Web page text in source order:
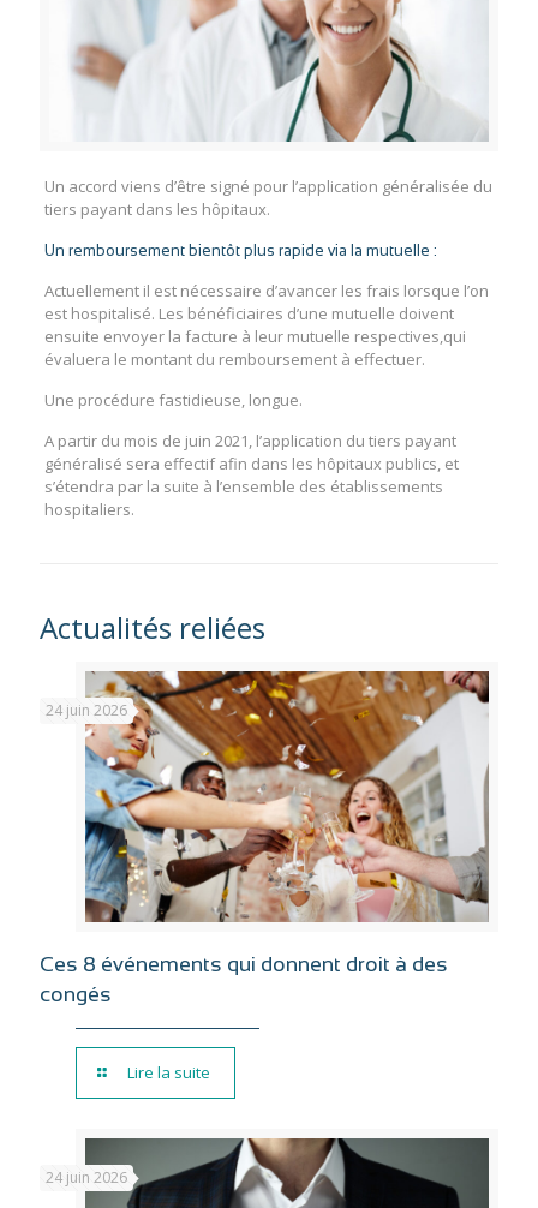
Un accord viens d’être signé pour l’application généralisée du
tiers payant dans les hôpitaux.
Un remboursement bientôt plus rapide via la mutuelle :
Actuellement il est nécessaire d’avancer les frais lorsque l’on
est hospitalisé. Les bénéficiaires d’une mutuelle doivent
ensuite envoyer la facture à leur mutuelle respectives,qui
évaluera le montant du remboursement à effectuer.
Une procédure fastidieuse, longue.
A partir du mois de juin 2021, l’application du tiers payant
généralisé sera effectif afin dans les hôpitaux publics, et
s’étendra par la suite à l’ensemble des établissements
hospitaliers.
Actualités reliées
24 juin 2026
Ces 8 événements qui donnent droit à des
congés
Lire la suite
24 juin 2026